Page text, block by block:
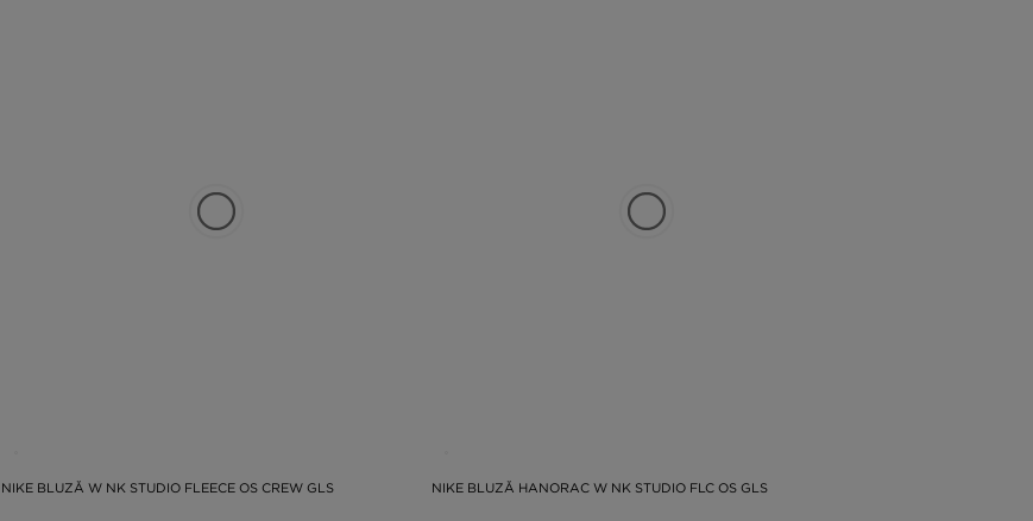
NIKE BLUZĂ W NK STUDIO FLEECE OS CREW GLS NIKE BLUZĂ HANORAC W NK STUDIO FLC OS GLS